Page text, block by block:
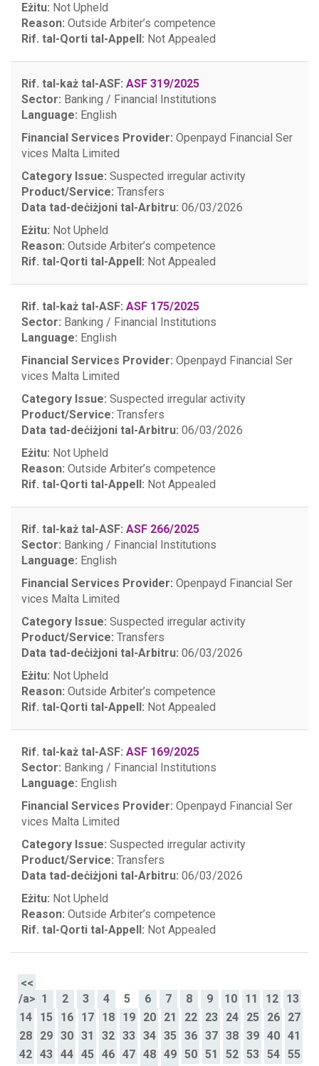
Eżitu: Not Upheld
Reason: Outside Arbiter’s competence
Rif. tal-Qorti tal-Appell: Not Appealed
Rif. tal-każ tal-ASF: ASF 319/2025
Sector: Banking / Financial Institutions
Language: English
Financial Services Provider: Openpayd Financial Ser
vices Malta Limited
Category Issue: Suspected irregular activity
Product/Service: Transfers
Data tad-deċiżjoni tal-Arbitru: 06/03/2026
Eżitu: Not Upheld
Reason: Outside Arbiter’s competence
Rif. tal-Qorti tal-Appell: Not Appealed
Rif. tal-każ tal-ASF: ASF 175/2025
Sector: Banking / Financial Institutions
Language: English
Financial Services Provider: Openpayd Financial Ser
vices Malta Limited
Category Issue: Suspected irregular activity
Product/Service: Transfers
Data tad-deċiżjoni tal-Arbitru: 06/03/2026
Eżitu: Not Upheld
Reason: Outside Arbiter’s competence
Rif. tal-Qorti tal-Appell: Not Appealed
Rif. tal-każ tal-ASF: ASF 266/2025
Sector: Banking / Financial Institutions
Language: English
Financial Services Provider: Openpayd Financial Ser
vices Malta Limited
Category Issue: Suspected irregular activity
Product/Service: Transfers
Data tad-deċiżjoni tal-Arbitru: 06/03/2026
Eżitu: Not Upheld
Reason: Outside Arbiter’s competence
Rif. tal-Qorti tal-Appell: Not Appealed
Rif. tal-każ tal-ASF: ASF 169/2025
Sector: Banking / Financial Institutions
Language: English
Financial Services Provider: Openpayd Financial Ser
vices Malta Limited
Category Issue: Suspected irregular activity
Product/Service: Transfers
Data tad-deċiżjoni tal-Arbitru: 06/03/2026
Eżitu: Not Upheld
Reason: Outside Arbiter’s competence
Rif. tal-Qorti tal-Appell: Not Appealed
<<
/a> 1 2 3 4 5 6 7 8 9 10 11 12
13
14
15 16 17 18 19 20 21 22 23 24 25 26
27
28
29 30 31 32 33 34 35 36 37 38 39 40
41
42
43 44 45 46 47 48 49 50 51 52 53 54 55